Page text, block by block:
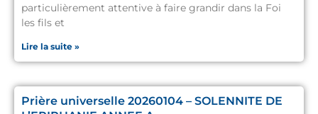
particulièrement attentive à faire grandir dans la Foi
les fils et
Lire la suite »
Prière universelle 20260104 – SOLENNITE DE